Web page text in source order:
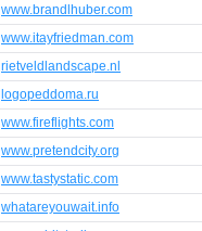
www.brandlhuber.com
www.itayfriedman.com
rietveldlandscape.nl
logopeddoma.ru
www.fireflights.com
www.pretendcity.org
www.tastystatic.com
whatareyouwait.info